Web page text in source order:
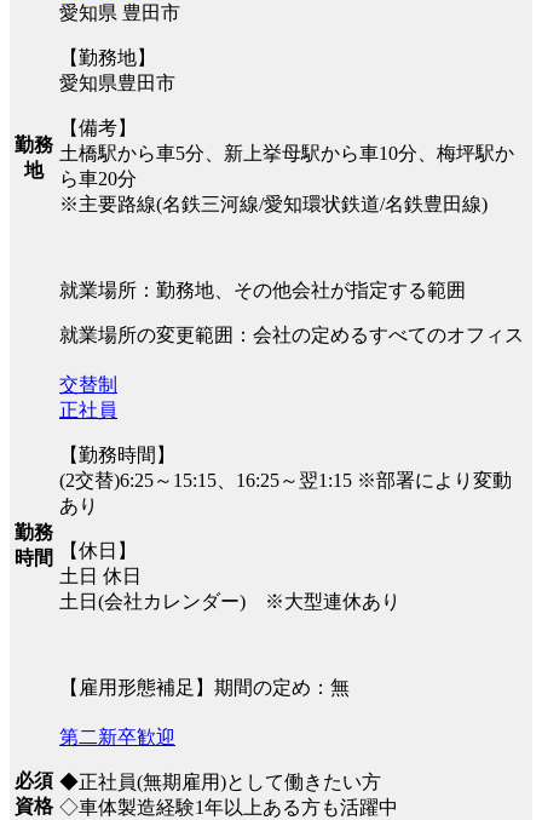
勤務
地
愛知県 豊田市
【勤務地】
愛知県豊田市
【備考】
土橋駅から車5分、新上挙母駅から車10分、梅坪駅か
ら車20分
※主要路線(名鉄三河線/愛知環状鉄道/名鉄豊田線)
就業場所：勤務地、その他会社が指定する範囲
就業場所の変更範囲：会社の定めるすべてのオフィス
勤務
時間
交替制
正社員
【勤務時間】
(2交替)6:25～15:15、16:25～翌1:15 ※部署により変動
あり
【休日】
土日 休日
土日(会社カレンダー) ※大型連休あり
【雇用形態補足】期間の定め：無
必須
資格
第二新卒歓迎
◆正社員(無期雇用)として働きたい方
◇車体製造経験1年以上ある方も活躍中